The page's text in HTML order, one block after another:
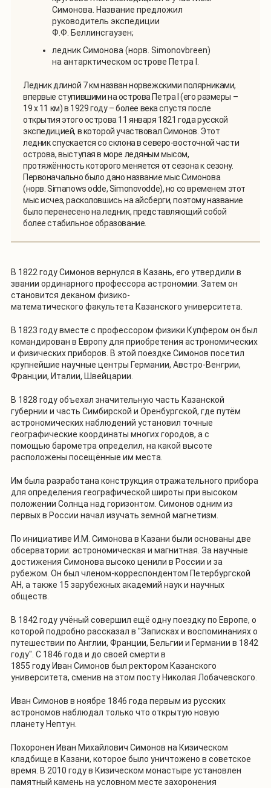
Симонова. Название предложил
руководитель экспедиции
Ф.Ф. Беллинсгаузен;
ледник Симонова (норв. Simonovbreen)
на антарктическом острове Петра I.
Ледник длиной 7 км назван норвежскими полярниками,
впервые ступившими на острова Петра I (его размеры –
19 х 11 км) в 1929 году – более века спустя после
открытия этого острова 11 января 1821 года русской
экспедицией, в которой участвовал Симонов. Этот
ледник спускается со склона в северо-восточной части
острова, выступая в море ледяным мысом,
протяжённость которого меняется от сезона к сезону.
Первоначально было дано название мыс Симонова
(норв. Simanows odde, Simonovodde), но со временем этот
мыс исчез, расколовшись на айсберги, поэтому название
было перенесено на ледник, представляющий собой
более стабильное образование.
В 1822 году Симонов вернулся в Казань, его утвердили в
звании ординарного профессора астрономии. Затем он
становится деканом физико-
математического факультета Казанского университета.
В 1823 году вместе с профессором физики Купфером он был
командирован в Европу для приобретения астрономических
и физических приборов. В этой поездке Симонов посетил
крупнейшие научные центры Германии, Австро-Венгрии,
Франции, Италии, Швейцарии.
В 1828 году объехал значительную часть Казанской
губернии и часть Симбирской и Оренбургской, где путём
астрономических наблюдений установил точные
географические координаты многих городов, а с
помощью барометра определил, на какой высоте
расположены посещённые им места.
Им была разработана конструкция отражательного прибора
для определения географической широты при высоком
положении Солнца над горизонтом. Симонов одним из
первых в России начал изучать земной магнетизм.
По инициативе И.М. Симонова в Казани были основаны две
обсерватории: астрономическая и магнитная. За научные
достижения Симонова высоко ценили в России и за
рубежом. Он был членом-корреспондентом Петербургской
АН, а также 15 зарубежных академий наук и научных
обществ.
В 1842 году учёный совершил ещё одну поездку по Европе, о
которой подробно рассказал в "Записках и воспоминаниях о
путешествии по Англии, Франции, Бельгии и Германии в 1842
году". С 1846 года и до своей смерти в
1855 году Иван Симонов был ректором Казанского
университета, сменив на этом посту Николая Лобачевского.
Иван Симонов в ноябре 1846 года первым из русских
астрономов наблюдал только что открытую новую
планету Нептун.
Похоронен Иван Михайлович Симонов на Кизическом
кладбище в Казани, которое было уничтожено в советское
время. В 2010 году в Кизическом монастыре установлен
памятный камень на условном месте захоронения